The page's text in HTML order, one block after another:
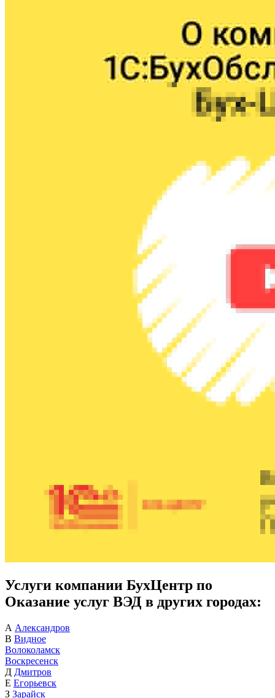
Услуги компании БухЦентр по
Оказание услуг ВЭД в других городах:
А Александров
В Видное
Волоколамск
Воскресенск
Д Дмитров
Е Егорьевск
З Зарайск